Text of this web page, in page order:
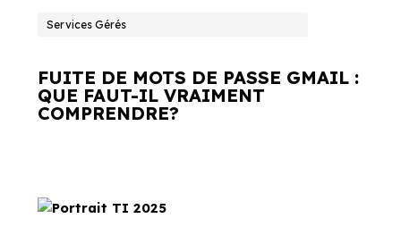
Services Gérés
FUITE DE MOTS DE PASSE GMAIL :
QUE FAUT-IL VRAIMENT
COMPRENDRE?